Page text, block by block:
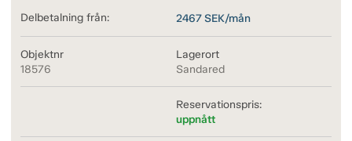
Delbetalning från: 2467SEK/mån
Objektnr
18576
Lagerort
Sandared
Reservationspris:
uppnått